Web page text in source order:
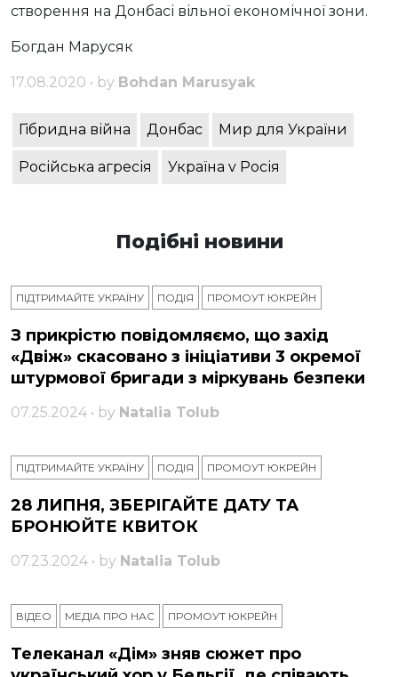
створення на Донбасі вільної економічної зони.
Богдан Марусяк
17.08.2020 • by Bohdan Marusyak
Гібридна війна Донбас Мир для України
Російська агресія Україна v Росія
Подібні новини
ПІДТРИМАЙТЕ УКРАЇНУ ПОДІЯ ПРОМОУТ ЮКРЕЙН
З прикрістю повідомляємо, що захід
«Двіж» скасовано з ініціативи 3 окремої
штурмової бригади з міркувань безпеки
07.25.2024 • by Natalia Tolub
ПІДТРИМАЙТЕ УКРАЇНУ ПОДІЯ ПРОМОУТ ЮКРЕЙН
28 ЛИПНЯ, ЗБЕРІГАЙТЕ ДАТУ ТА
БРОНЮЙТЕ КВИТОК
07.23.2024 • by Natalia Tolub
ВІДЕО МЕДІА ПРО НАС ПРОМОУТ ЮКРЕЙН
Телеканал «Дім» зняв сюжет про